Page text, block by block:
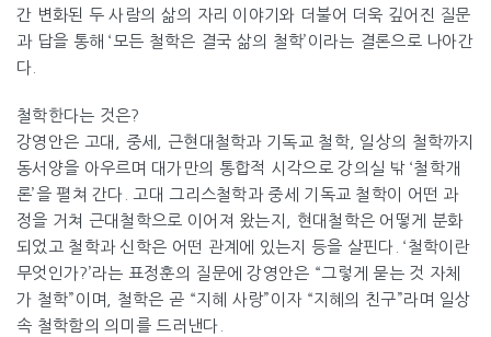
간 변화된 두 사람의 삶의 자리 이야기와 더불어 더욱 깊어진 질문
과 답을 통해 ‘모든 철학은 결국 삶의 철학’이라는 결론으로 나아간
다.
철학한다는 것은?
강영안은 고대, 중세, 근현대철학과 기독교 철학, 일상의 철학까지
동서양을 아우르며 대가만의 통합적 시각으로 강의실 밖 ‘철학개
론’을 펼쳐 간다. 고대 그리스철학과 중세 기독교 철학이 어떤 과
정을 거쳐 근대철학으로 이어져 왔는지, 현대철학은 어떻게 분화
되었고 철학과 신학은 어떤 관계에 있는지 등을 살핀다. ‘철학이란
무엇인가?’라는 표정훈의 질문에 강영안은 “그렇게 묻는 것 자체
가 철학”이며, 철학은 곧 “지혜 사랑”이자 “지혜의 친구”라며 일상
속 철학함의 의미를 드러낸다.
_ ‘10여 년
만에 다시 연 강의실’